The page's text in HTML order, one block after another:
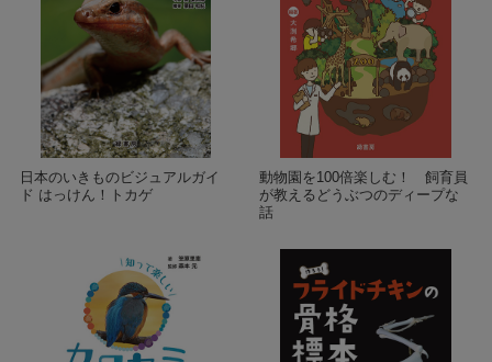
日本のいきものビジュアルガイ
ド はっけん！トカゲ
動物園を100倍楽しむ！ 飼育員
が教えるどうぶつのディープな
話